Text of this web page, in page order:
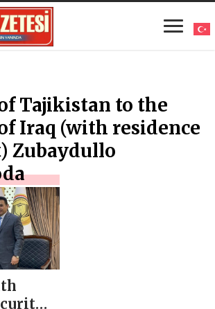
Tajikistan to the
Iraq (with residence
Zubaydullo